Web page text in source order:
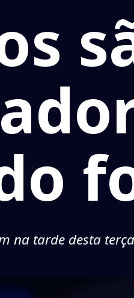
na tarde desta